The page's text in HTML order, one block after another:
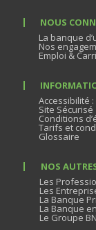
NOUS
La banque
Nos
Emploi &
Accessibilité
Site Sécurisé
Conditions
Tarifs et
Glossaire
NOS
Les
Les
La Banque
La Banque
Le Groupe